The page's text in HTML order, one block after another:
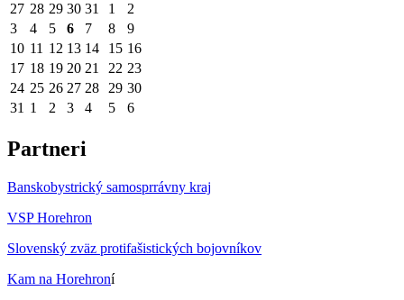
27 28 29 30 31 1
2
3
4 5 6 7 8
9
10 11 12 13 14 15 16
17 18 19 20 21 22 23
24 25 26 27 28 29 30
31 1 2 3 4 5 6
Partneri
Banskobystrický samosprrávny kraj
VSP Horehron
Slovenský zväz protifašistických bojovníkov
Kam na Horehroní